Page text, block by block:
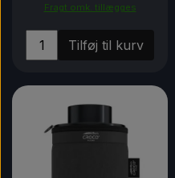
Fragt omk. tillægges
Tilføj til kurv